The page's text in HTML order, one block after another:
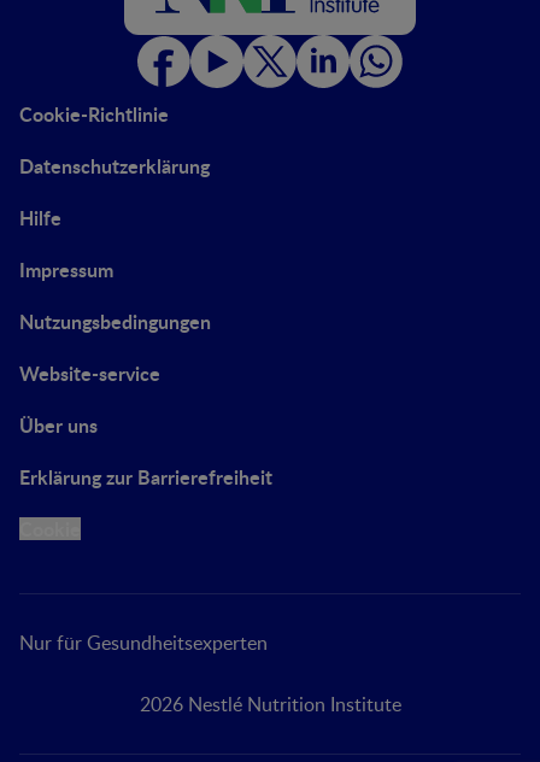
Cookie-Richtlinie
Datenschutzerklärung
Hilfe
Impressum
Nutzungsbedingungen
Website-service
Über uns
Erklärung zur Barrierefreiheit
Nur für Gesundheitsexperten
2026 Nestlé Nutrition Institute